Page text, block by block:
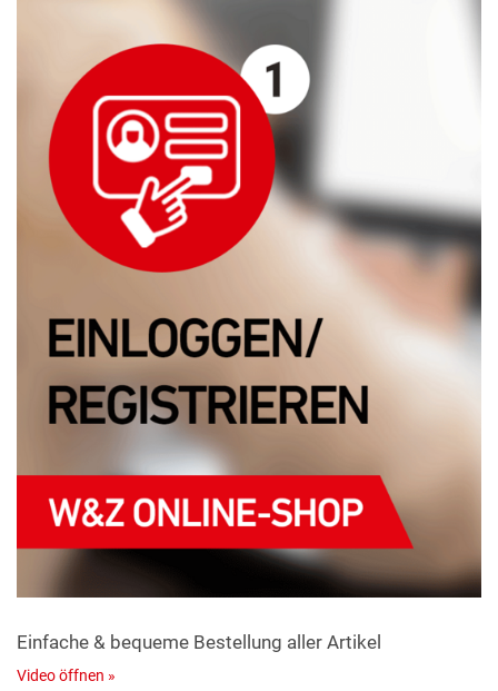
Einfache & bequeme Bestellung aller Artikel
Video öffnen »